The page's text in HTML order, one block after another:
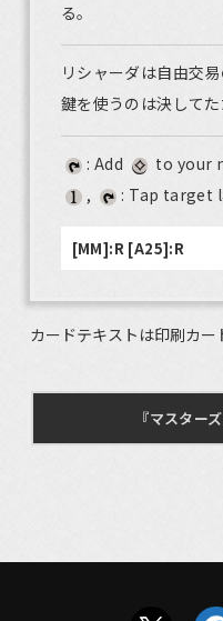
る。
リシャーダは自由交
鍵を使うのは決してた
: Add
to your
,
: Tap target
[MM]:R [A25]:R
カードテキストは印刷カー
『マスター